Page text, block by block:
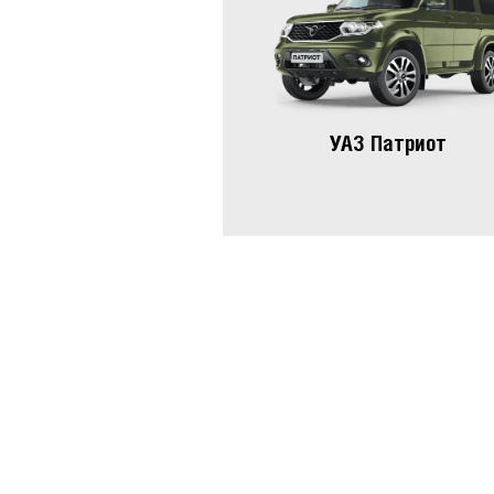
УАЗ Патриот